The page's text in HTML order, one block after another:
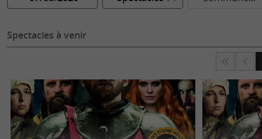
Spectacles à venir